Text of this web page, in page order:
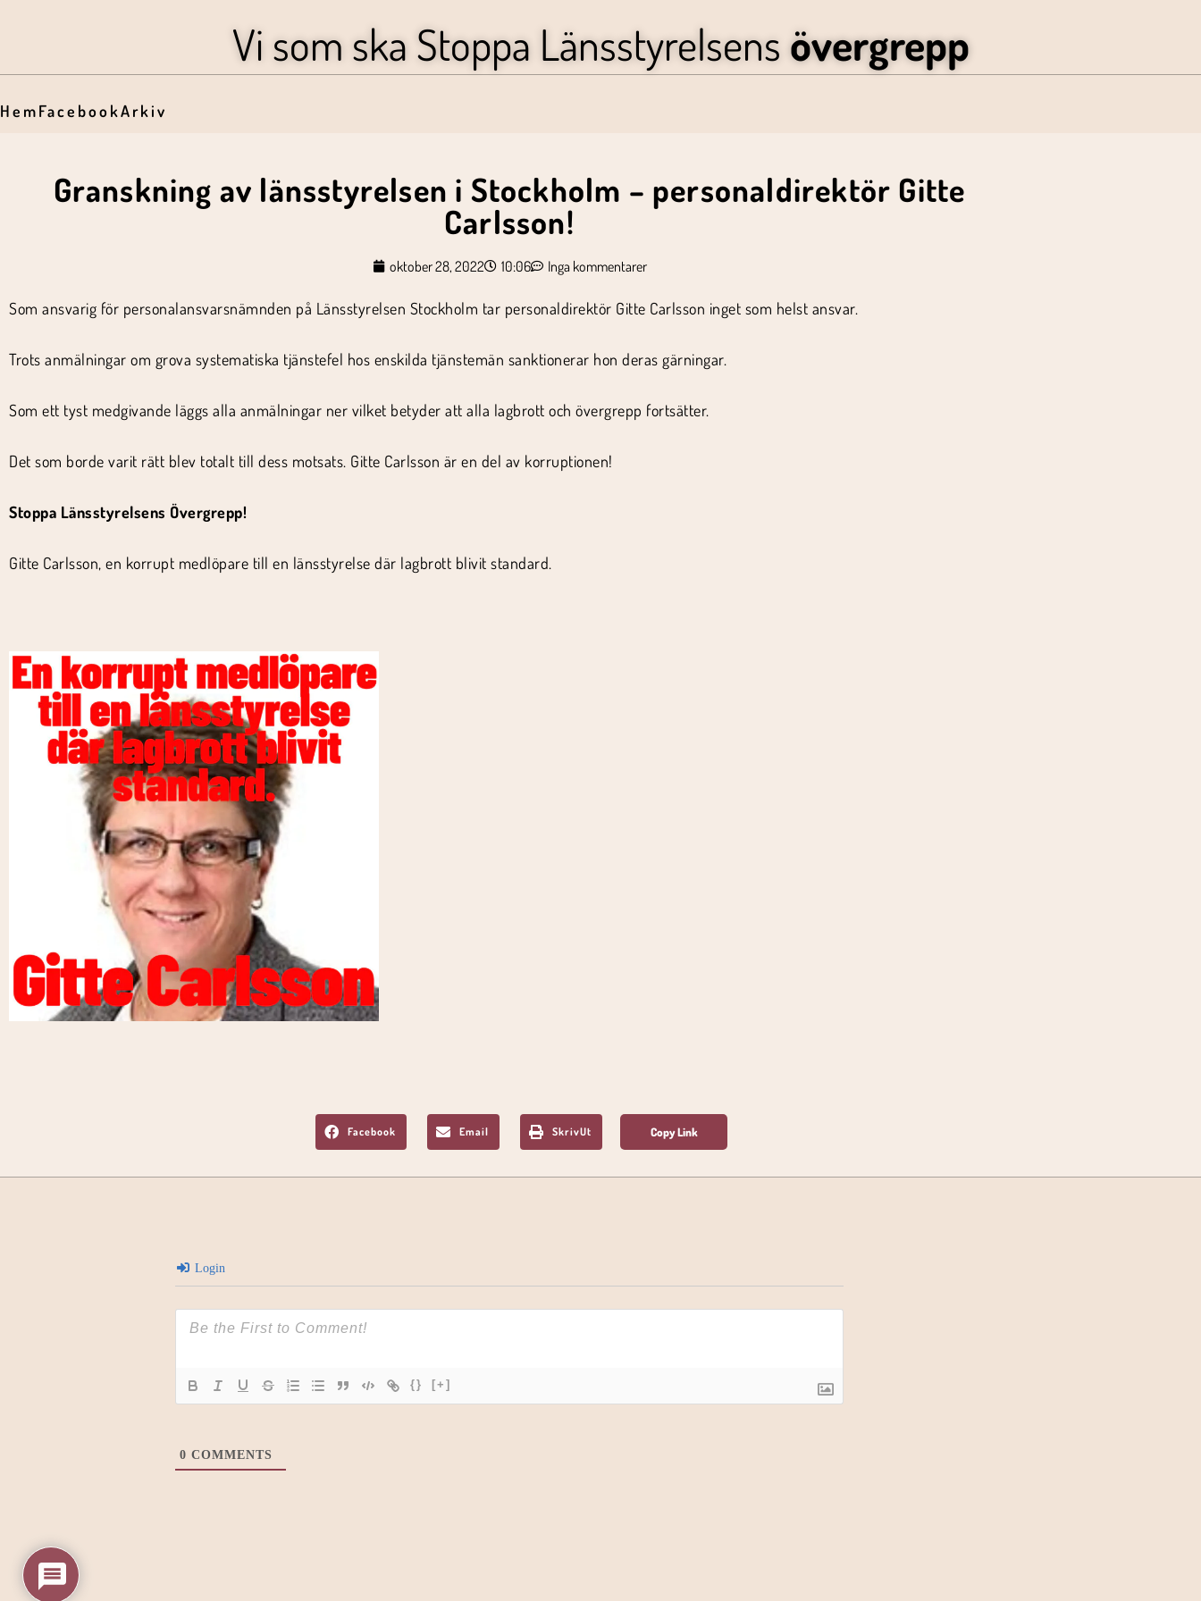
Vi som ska Stoppa Länsstyrelsens övergrepp
HemFacebookArkiv
Granskning av länsstyrelsen i Stockholm – personaldirektör Gitte
Carlsson!
oktober 28, 2022 10:06 Inga kommentarer
Som ansvarig för personalansvarsnämnden på Länsstyrelsen Stockholm tar personaldirektör Gitte Carlsson inget som helst ansvar.
Trots anmälningar om grova systematiska tjänstefel hos enskilda tjänstemän sanktionerar hon deras gärningar.
Som ett tyst medgivande läggs alla anmälningar ner vilket betyder att alla lagbrott och övergrepp fortsätter.
Det som borde varit rätt blev totalt till dess motsats. Gitte Carlsson är en del av korruptionen!
Stoppa Länsstyrelsens Övergrepp!
Gitte Carlsson, en korrupt medlöpare till en länsstyrelse där lagbrott blivit standard.
Facebook Email SkrivUt
Login
{} [+]
0 COMMENTS